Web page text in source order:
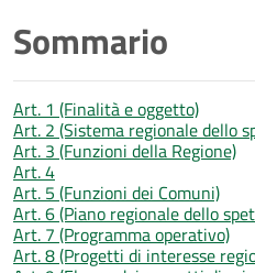
Sommario
Art. 1 (Finalità e oggetto)
Art. 2 (Sistema regionale dello
Art. 3 (Funzioni della Regione)
Art. 4
Art. 5 (Funzioni dei Comuni)
Art. 6 (Piano regionale dello
Art. 7 (Programma operativo)
Art. 8 (Progetti di interesse